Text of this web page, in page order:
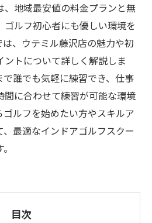
、地域最安値の料金プランと無
ルフ初心者にも優しい環境を
、ウテミル藤沢店の魅力や初
トについて詳しく解説しま
誰でも気軽に練習でき、仕事
間に合わせて練習が可能な環境
ルフを始めたい方やスキルア
最適なインドアゴルフスクー
目次